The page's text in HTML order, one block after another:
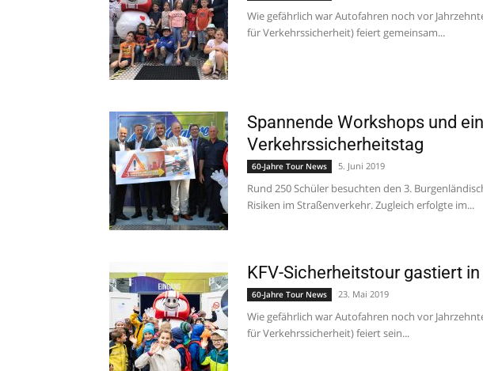
Wie gefährlich war Autofahren noch vor
für Verkehrssicherheit) feiert gemeinsam...
Spannende Workshops und
Verkehrssicherheitstag
60-Jahre Tour News 5. Juni 2019
Rund 250 Schüler besuchten den 3.
Risiken im Straßenverkehr. Zugleich erfolgte im...
KFV-Sicherheitstour gastiert
60-Jahre Tour News 23. Mai 2019
Wie gefährlich war Autofahren noch vor
für Verkehrssicherheit) feiert sein...